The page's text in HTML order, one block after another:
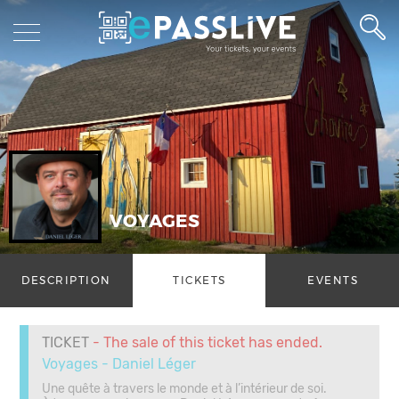
VOYAGES
DESCRIPTION TICKETS EVENTS
TICKET - The sale of this ticket has ended.
Voyages - Daniel Léger
Une quête à travers le monde et à l’intérieur de soi.